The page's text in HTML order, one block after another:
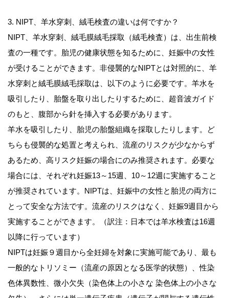
3. NIPT、羊水穿刺、絨毛検査の違いは何ですか？
NIPT、羊水穿刺、絨毛膜絨毛採取（絨毛検査）は、出生前検
査の一種です。胎児の健康状態を知るために、妊娠中の女性
が受けることができます。非侵襲的なNIPTとは対照的に、羊
水穿刺と絨毛膜絨毛採取は、以下のように必要です。羊水を
吸引したり、胎盤を取り出したりするために、超音波ガイド
のもと、腹部から針を挿入する必要があります。
羊水を吸引したり、胎児の胎盤組織を採取したりします。ど
ちらも侵襲的な処置と考えられ、流産のリスクが少なからず
あるため、高リスク妊娠の場合にのみ推奨されます。必要な
場合には、それぞれ妊娠13～15週、10～12週に実施すること
が推奨されています。NIPTは、妊娠中の女性と胎児の両方に
とって安全な方法です。流産のリスクはなく、妊娠9週目から
実施することができます。（訳注：日本では羊水検査は16週
以降に行っています）
NIPTは妊娠９週目から全妊婦を対象に実施可能であり、最も
一般的なトリソミー（流産の原因となる医学的状態）、性染
色体異数性、微小欠失（染色体上の小さな 染色体上の小さな